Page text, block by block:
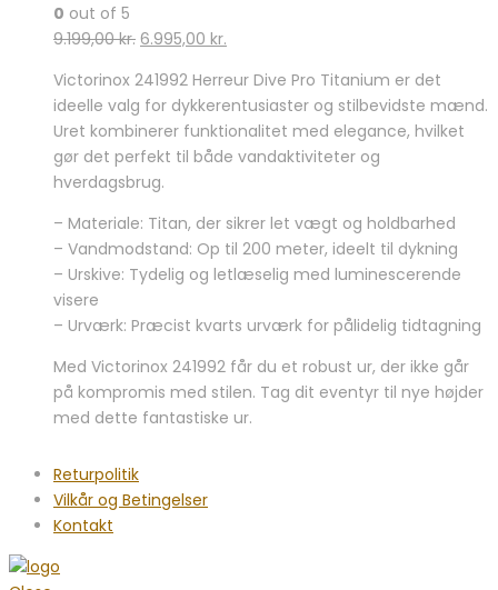
0 out of 5
9.199,00kr. Den
pris
var:
9.199,00 kr..
6.995,00 kr.
pris
er:
6.995,00 kr..
Victorinox 241992 Herreur Dive Pro Titanium er det
ideelle valg for dykkerentusiaster og stilbevidste mænd.
Uret kombinerer funktionalitet med elegance, hvilket
gør det perfekt til både vandaktiviteter og
hverdagsbrug.
– Materiale: Titan, der sikrer let vægt og holdbarhed
– Vandmodstand: Op til 200 meter, ideelt til dykning
– Urskive: Tydelig og letlæselig med luminescerende
visere
– Urværk: Præcist kvarts urværk for pålidelig tidtagning
Med Victorinox 241992 får du et robust ur, der ikke går
på kompromis med stilen. Tag dit eventyr til nye højder
med dette fantastiske ur.
Returpolitik
Vilkår og Betingelser
Kontakt